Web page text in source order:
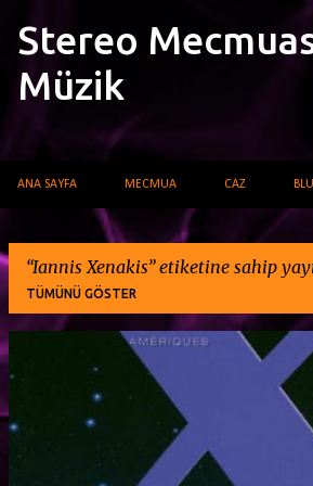
Stereo
Müzik
ANA SAYFA MECMUA CAZ
Iannis Xenakis etiketine sahip
TÜMÜNÜ GÖSTER
K
y